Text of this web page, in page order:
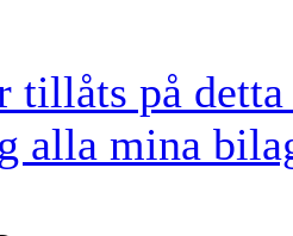
tillåts på
alla mina